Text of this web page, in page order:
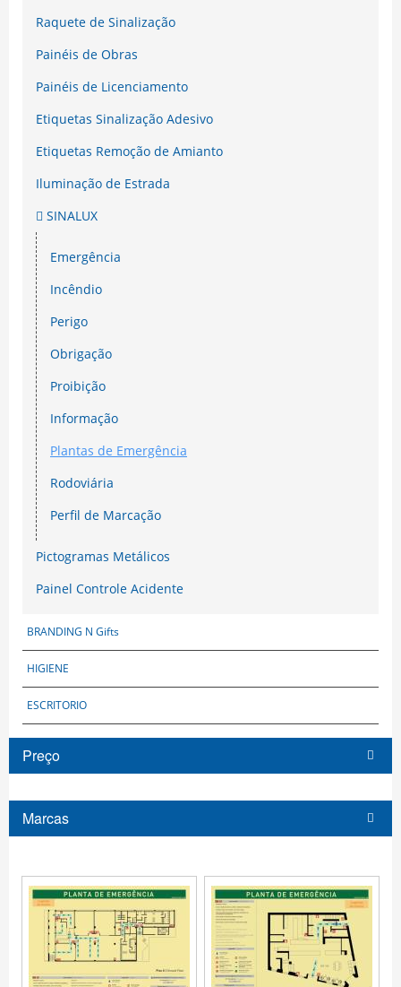
Raquete de Sinalização
Painéis de Obras
Painéis de Licenciamento
Etiquetas Sinalização Adesivo
Etiquetas Remoção de Amianto
Iluminação de Estrada
SINALUX
Emergência
Incêndio
Perigo
Obrigação
Proibição
Informação
Plantas de Emergência
Rodoviária
Perfil de Marcação
Pictogramas Metálicos
Painel Controle Acidente
BRANDING N Gifts
HIGIENE
ESCRITORIO
Preço
Marcas